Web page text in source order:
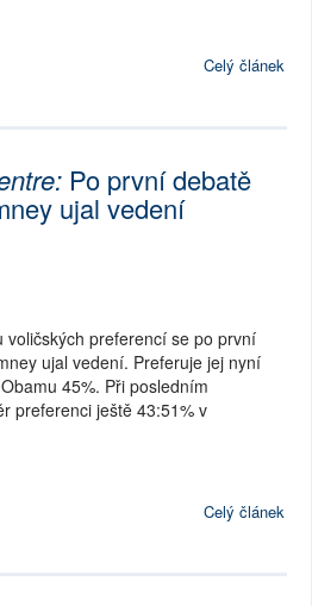
Celý článek
Po první debatě
ujal vedení
voličských preferencí se po první
ujal vedení. Preferuje jej nyní
45%. Při posledním
preferenci ještě 43:51% v
Celý článek